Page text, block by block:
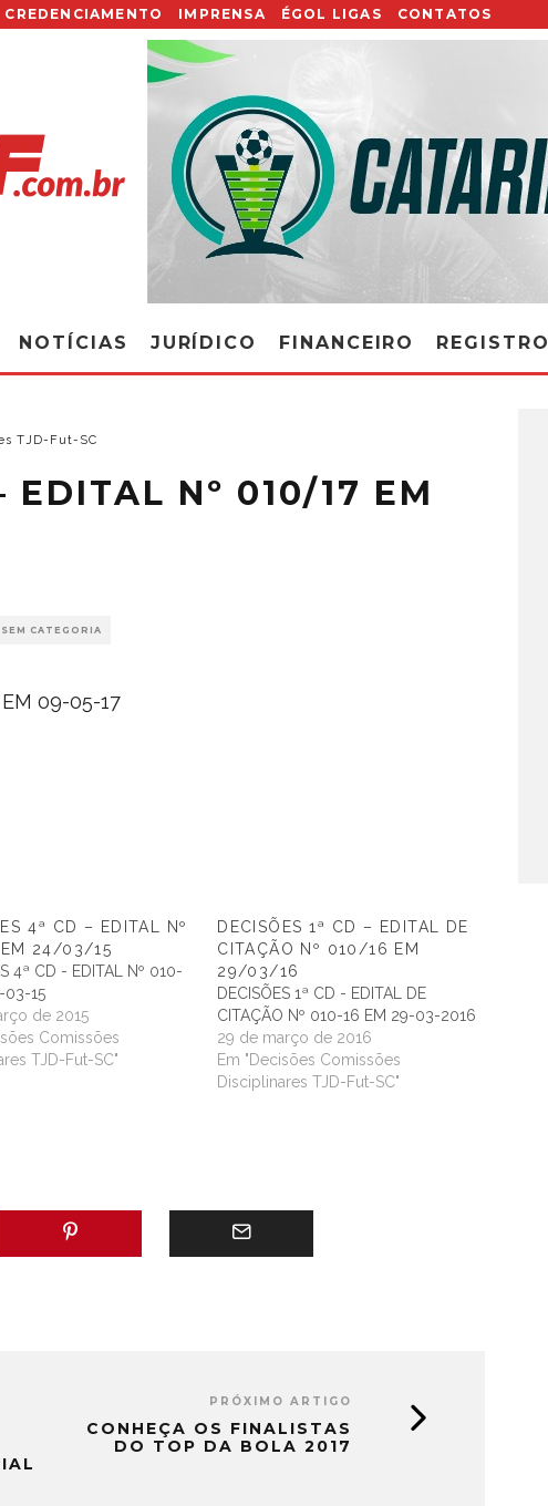
CREDENCIAMENTO IMPRENSA ÉGOL LIGAS CONTATOS
NOTÍCIAS JURÍDICO FINANCEIRO REGISTRO
TJD-Fut-SC
EDITAL Nº 010/17 EM
SEM CATEGORIA
EM 09-05-17
4ª CD – EDITAL Nº
24/03/15
4ª CD - EDITAL Nº 010-
03-15
de 2015
Comissões
TJD-Fut-SC"
DECISÕES 1ª CD – EDITAL DE
CITAÇÃO Nº 010/16 EM
29/03/16
DECISÕES 1ª CD - EDITAL DE
CITAÇÃO Nº 010-16 EM 29-03-2016
29 de março de 2016
Em "Decisões Comissões
Disciplinares TJD-Fut-SC"
PRÓXIMO ARTIGO
CONHEÇA OS FINALISTAS
DO TOP DA BOLA 2017